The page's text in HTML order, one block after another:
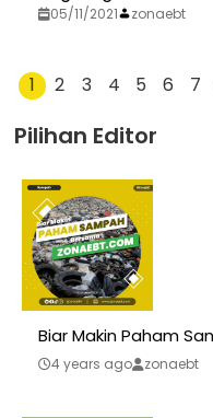
05/11/2021 zonaebt
1 2 3 4 5 6 7
Pilihan Editor
Biar Makin Paham
4 years ago zonaebt